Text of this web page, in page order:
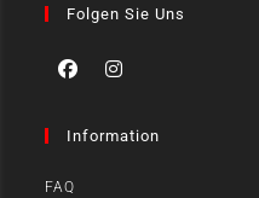
Folgen Sie Uns
Information
FAQ